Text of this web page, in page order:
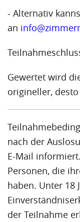
- Alternativ
an
Gewertet wird
origineller,
nach der
E-Mail
Personen, die
haben. Unter 18
der Teilnahme